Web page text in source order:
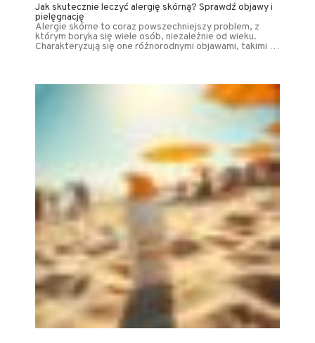
Jak skutecznie leczyć alergię skórną? Sprawdź objawy i
pielęgnację
Alergie skórne to coraz powszechniejszy problem, z
którym boryka się wiele osób, niezależnie od wieku.
Charakteryzują się one różnorodnymi objawami, takimi …